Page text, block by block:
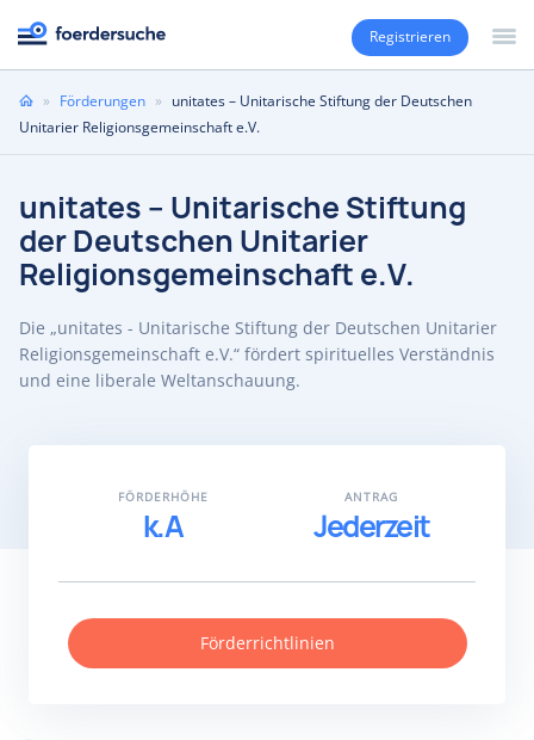
Registrieren
Sie
sind
» Förderungen » unitates – Unitarische Stiftung der Deutschen
Unitarier Religionsgemeinschaft e.V.
unitates – Unitarische Stiftung
der Deutschen Unitarier
Religionsgemeinschaft e.V.
Die „unitates - Unitarische Stiftung der Deutschen Unitarier
Religionsgemeinschaft e.V.“ fördert spirituelles Verständnis
und eine liberale Weltanschauung.
FÖRDERHÖHE
k.A
ANTRAG
Jederzeit
Förderrichtlinien